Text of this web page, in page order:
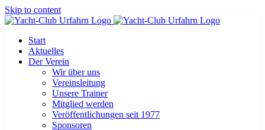
Skip to content
Start
Aktuelles
Der Verein
Wir über uns
Vereinsleitung
Unsere Trainer
Mitglied werden
Veröffentlichungen seit 1977
Sponsoren